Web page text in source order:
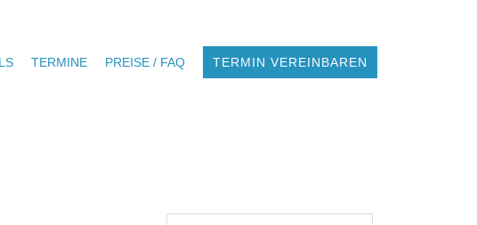
TERMINE PREISE / FAQ TERMIN VEREINBAREN